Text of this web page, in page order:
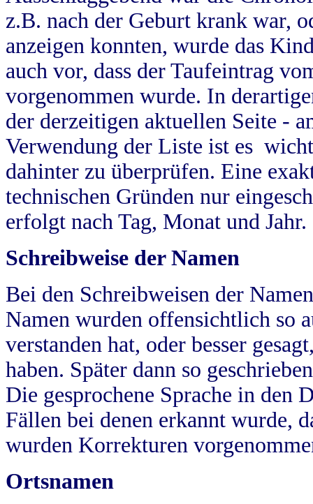
z.B. nach der Geburt krank war,
anzeigen konnten, wurde das
auch vor, dass der Taufeintrag
vorgenommen wurde. In
der derzeitigen aktuellen Seite -
Verwendung der Liste ist es
dahinter zu überprüfen. Eine
technischen Gründen nur
erfolgt nach Tag, Monat und Jahr.
Schreibweise der Namen
Bei den Schreibweisen der
Namen wurden offensichtlich so
verstanden hat, oder besser
haben. Später dann so
Die gesprochene Sprache in
Fällen bei denen erkannt wurde,
wurden Korrekturen
Ortsnamen